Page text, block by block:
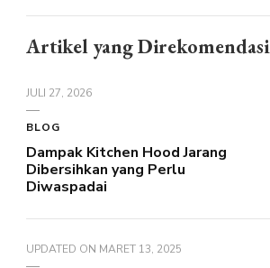
Artikel yang
JULI 27, 2026
BLOG
Dampak Kitchen Hood Jarang
Dibersihkan yang Perlu
Diwaspadai
UPDATED ON MARET 13, 2025